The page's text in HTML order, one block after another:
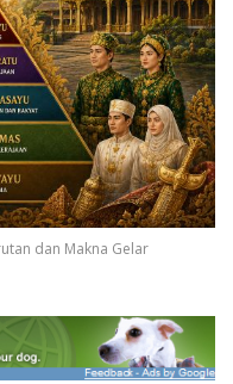
dan Makna Gelar